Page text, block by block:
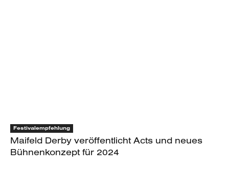
Festivalempfehlung
Maifeld Derby veröffentlicht Acts und neues
Bühnenkonzept für 2024